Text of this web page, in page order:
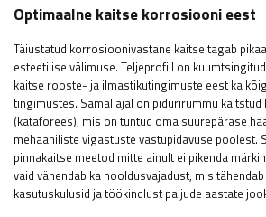
Optimaalne kaitse korrosiooni eest
Täiustatud korrosioonivastane kaitse tagab
esteetilise välimuse. Teljeprofiil on
kaitse rooste- ja ilmastikutingimuste eest ka
tingimustes. Samal ajal on pidurirummu kaitstud
(kataforees), mis on tuntud oma suurepärase
mehaaniliste vigastuste vastupidavuse poolest.
pinnakaitse meetod mitte ainult ei pikenda
vaid vähendab ka hooldusvajadust, mis
kasutuskulusid ja töökindlust paljude aastate